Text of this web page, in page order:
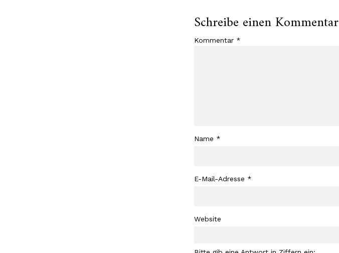
Schreibe einen Kommentar
Kommentar *
Name *
E-Mail-Adresse *
Website